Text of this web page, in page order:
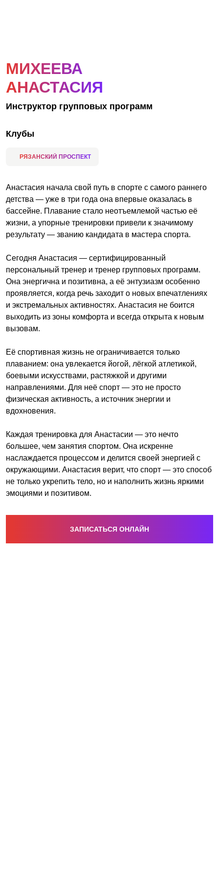
МИХЕЕВА
АНАСТАСИЯ
Инструктор групповых программ
Клубы
РЯЗАНСКИЙ ПРОСПЕКТ
Анастасия начала свой путь в спорте с самого раннего
детства — уже в три года она впервые оказалась в
бассейне. Плавание стало неотъемлемой частью её
жизни, а упорные тренировки привели к значимому
результату — званию кандидата в мастера спорта.
Сегодня Анастасия — сертифицированный
персональный тренер и тренер групповых программ.
Она энергична и позитивна, а её энтузиазм особенно
проявляется, когда речь заходит о новых впечатлениях
и экстремальных активностях. Анастасия не боится
выходить из зоны комфорта и всегда открыта к новым
вызовам.
Её спортивная жизнь не ограничивается только
плаванием: она увлекается йогой, лёгкой атлетикой,
боевыми искусствами, растяжкой и другими
направлениями. Для неё спорт — это не просто
физическая активность, а источник энергии и
вдохновения.
Каждая тренировка для Анастасии — это нечто
большее, чем занятия спортом. Она искренне
наслаждается процессом и делится своей энергией с
окружающими. Анастасия верит, что спорт — это способ
не только укрепить тело, но и наполнить жизнь яркими
эмоциями и позитивом.
ЗАПИСАТЬСЯ ОНЛАЙН